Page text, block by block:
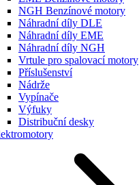
NGH Benzínové motory
Náhradní díly DLE
Náhradní díly EME
Náhradní díly NGH
Vrtule pro spalovací motory
Příslušenství
Nádrže
Vypínače
Výfuky
Distribuční desky